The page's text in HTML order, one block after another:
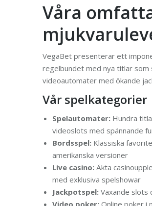
Våra
VegaBet presenterar ett
regelbundet med nya titlar som
videoautomater med ökande
Vår spelkategorier
Spelautomater: Hundra
videoslots med spännande
Bordsspel: Klassiska
amerikanska versioner
Live casino: Äkta
med exklusiva spelshowar
Jackpotspel: Växande slots
Video poker: Online poker i